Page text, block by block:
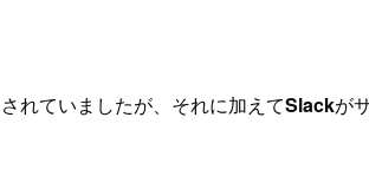
れていましたが、それに加えてSlackが